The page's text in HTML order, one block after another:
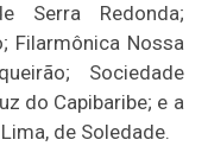
Serra Redonda;
Filarmônica Nossa
Sociedade
do Capibaribe; e a
de Soledade.